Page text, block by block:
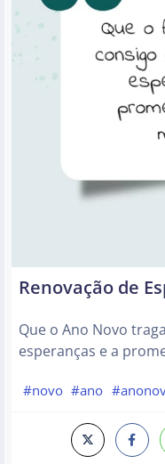
Renovação de
Que o Ano Novo
esperanças e a
#novo #ano